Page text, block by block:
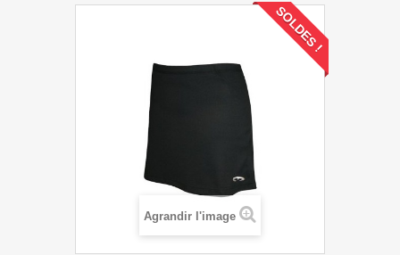
SOLDES !
Agrandir l'image